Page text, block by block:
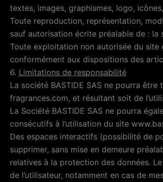
textes, images, graphismes, logo,
Toute reproduction, représentation,
sauf autorisation écrite préalable de : la
Toute exploitation non autorisée du site
conformément aux dispositions des
6. Limitations de responsabilité
La société BASTIDE SAS ne pourra
fragrances.com, et résultant soit de
La Société BASTIDE SAS ne pourra
consécutifs à l’utilisation du site
Des espaces interactifs (possibilité de
supprimer, sans mise en demeure
relatives à la protection des données.
de l’utilisateur, notamment en cas de